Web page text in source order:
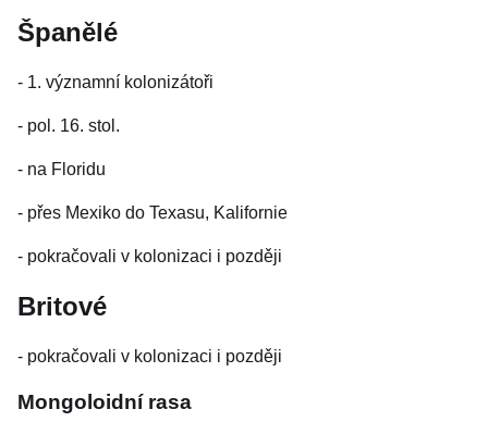
Španělé
- 1. významní kolonizátoři
- pol. 16. stol.
- na Floridu
- přes Mexiko do Texasu, Kalifornie
- pokračovali v kolonizaci i později
Britové
- pokračovali v kolonizaci i později
Mongoloidní rasa